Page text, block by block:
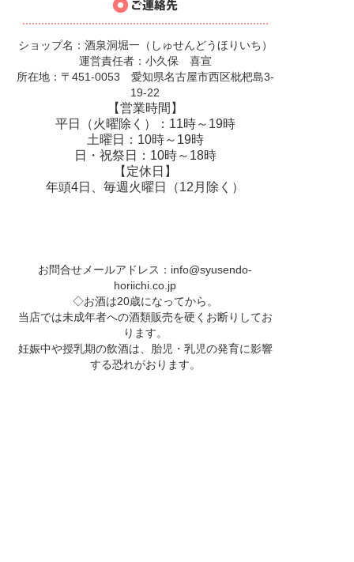
ショップ名：酒泉洞堀一（しゅせんどうほりいち）
運営責任者：小久保 喜宣
所在地：〒451-0053 愛知県名古屋市西区枇杷島3-
19-22
【営業時間】
平日（火曜除く）：11時～19時
土曜日：10時～19時
日・祝祭日：10時～18時
【定休日】
年頭4日、毎週火曜日（12月除く）
お問合せメールアドレス： info@syusendo-
horiichi.co.jp
◇お酒は20歳になってから。
当店では未成年者への酒類販売を硬くお断りしてお
ります。
妊娠中や授乳期の飲酒は、胎児・乳児の発育に影響
する恐れがおります。